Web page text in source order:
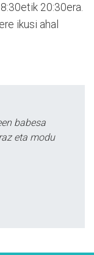
20:30era.
ikusi ahal
babesa
eta modu